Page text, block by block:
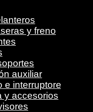
y freno
auxiliar
e interruptores
y accesorios